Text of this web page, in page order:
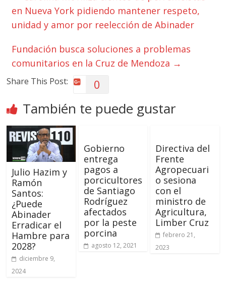
en Nueva York pidiendo mantener respeto,
unidad y amor por reelección de Abinader
Fundación busca soluciones a problemas
comunitarios en la Cruz de Mendoza →
Share This Post: 0
También te puede gustar
Julio Hazim y
Ramón
Santos:
¿Puede
Abinader
Erradicar el
Hambre para
2028?
diciembre 9,
2024
Gobierno
entrega
pagos a
porcicultores
de Santiago
Rodríguez
afectados
por la peste
porcina
agosto 12, 2021
Directiva del
Frente
Agropecuari
o sesiona
con el
ministro de
Agricultura,
Limber Cruz
febrero 21,
2023